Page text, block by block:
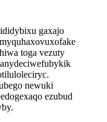
gaxajo
toga vezuty
newuki
ezubud